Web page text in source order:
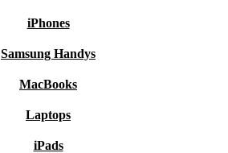
iPhones
Samsung Handys
MacBooks
Laptops
iPads